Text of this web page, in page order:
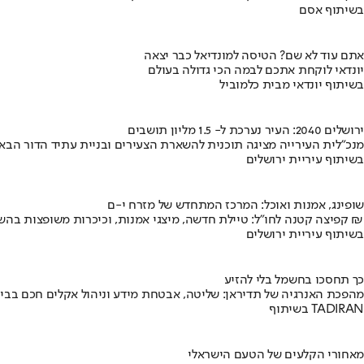
בשיתוף אסם
אתם עוד לא שם? הטיסה למונדיאל כבר יצאה
יונדאי לוקחת אתכם לבמה הכי גדולה בעולם
בשיתוף יונדאי מבית כלמוביל
ירושלים 2040: העיר נערכת ל- 1.5 מליון תושבים
מנכ"לית העירייה מציגה תוכנית להשארת הצעירים ובניית עתיד הדור
בשיתוף עיריית ירושלים
שופינג, אמנות ואוכל: המרכז המתחדש של מזרח י-ם
קפיצה קטנה לחו"ל: טיילת חדשה, מיצגי אמנות, וכיכרות משופצות בהשקעה של 100 מיליון ₪
בשיתוף עיריית ירושלים
כך תחסכו בחשמל בלי להזיע
מהפכת האנרגיה של תדיראן: שליטה, אבטחת מידע וניהול אקלים חכם
בשיתוף TADIRAN
מאחורי הקלעים של הטעם הישראלי